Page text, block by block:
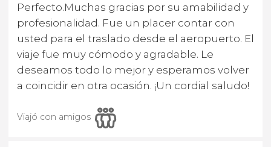
Perfecto.Muchas gracias por su amabilidad y
profesionalidad. Fue un placer contar con
usted para el traslado desde el aeropuerto. El
viaje fue muy cómodo y agradable. Le
deseamos todo lo mejor y esperamos volver
a coincidir en otra ocasión. ¡Un cordial saludo!
Viajó con amigos